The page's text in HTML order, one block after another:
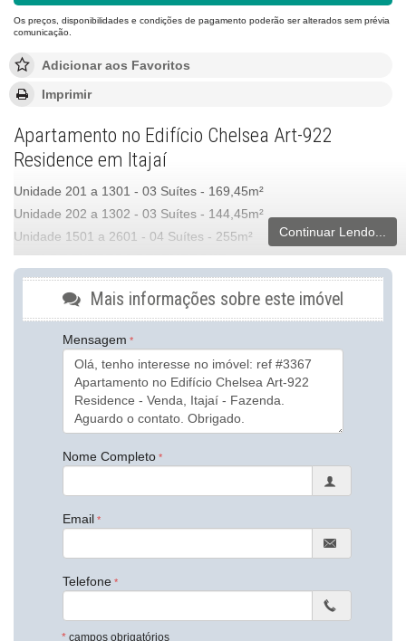
Os preços, disponibilidades e condições de pagamento poderão ser alterados sem prévia
comunicação.
Adicionar aos Favoritos
Imprimir
Apartamento no Edifício Chelsea Art-922
Residence em Itajaí
Unidade 201 a 1301 - 03 Suítes - 169,45m²
Unidade 202 a 1302 - 03 Suítes - 144,45m²
Unidade 1501 a 2601 - 04 Suítes - 255m²
DATA DE ENTREGA DEZEMBRO/27
Características do Imóvel
Aquecimento de Água
Churrasqueira
Piso Porcelanato
Piso Vinílico
Infra para Ar Split
Acabamento em Gesso
Fechadura Eletrônica
Vista Panorâmica
Área de Serviço
Sacada com Churrasqueira
Sala de Estar
Sala para 2 Ambientes
Cozinha
Cozinha Americana
Continuar Lendo...
Mais informações sobre este imóvel
Mensagem
Nome Completo
Email
Telefone
* campos obrigatórios